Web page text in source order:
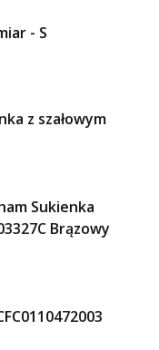
- S
z szałowym
Sukienka
Brązowy